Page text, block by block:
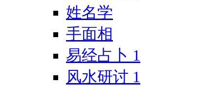
姓名学
手面相
易经占卜 1
风水研讨 1